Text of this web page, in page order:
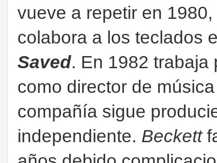
vueve a repetir en 1980,
colabora a los teclados
Saved. En 1982
como director de
compañía sigue
independiente. Beckett